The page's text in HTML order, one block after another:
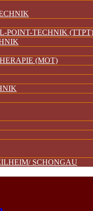
POINT-TECHNIK (TTPT)
(MOT)
SCHONGAU